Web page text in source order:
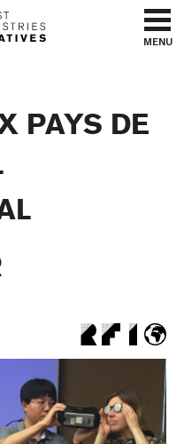
MENU
PAYS DE